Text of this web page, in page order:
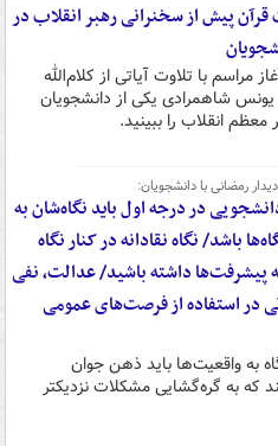
قرآن پیش از سخنرانی رهبر انقلاب در
مراسم با تلاوت آیاتی از کلام‌الله
شاهمرادی یکی از دانشجویان
معظم انقلاب را ببینید.
رمضانی با دانشجویان:
در درجه اول باید نگاه‌شان به
باشد/ نگاه نقادانه در کنار نگاه
پیشرفت‌ها داشته باشید/ عدالت، نفی
در استفاده از فرصت‌های عمومی
به واقعیت‌ها باید ذهن جوان
که به گره‌گشایی مشکلات نزدیکتر